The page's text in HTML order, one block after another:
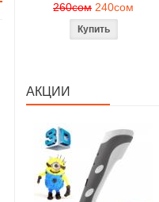
260сом 240сом
АКЦИИ